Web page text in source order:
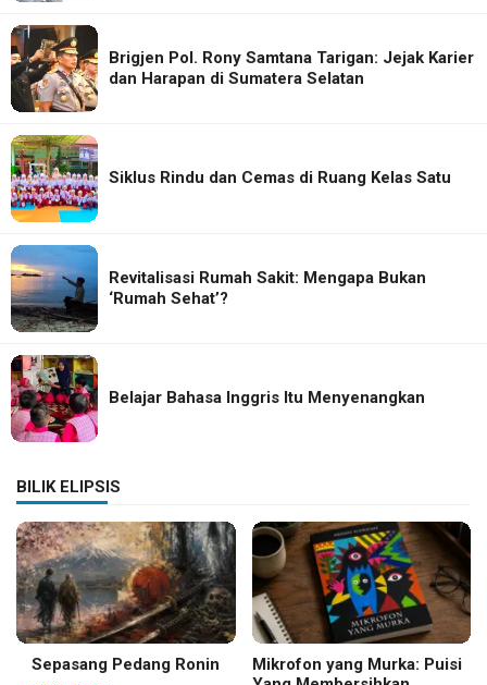
Brigjen Pol. Rony Samtana Tarigan: Jejak Karier
dan Harapan di Sumatera Selatan
Siklus Rindu dan Cemas di Ruang Kelas Satu
Revitalisasi Rumah Sakit: Mengapa Bukan
‘Rumah Sehat’?
Belajar Bahasa Inggris Itu Menyenangkan
BILIK ELIPSIS
Sepasang Pedang Ronin
Mikrofon yang Murka: Puisi